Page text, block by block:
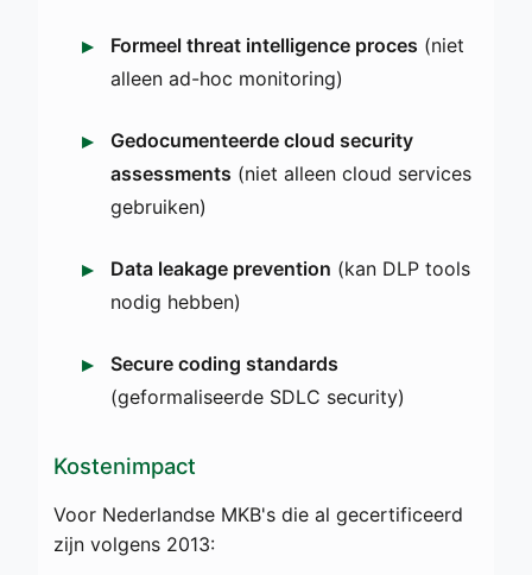
Formeel threat intelligence proces (niet
alleen ad-hoc monitoring)
Gedocumenteerde cloud security
assessments (niet alleen cloud services
gebruiken)
Data leakage prevention (kan DLP tools
nodig hebben)
Secure coding standards
(geformaliseerde SDLC security)
Kostenimpact
Voor Nederlandse MKB's die al gecertificeerd
zijn volgens 2013: